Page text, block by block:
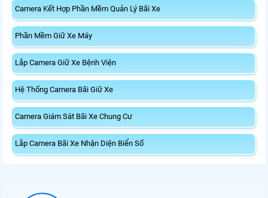
Camera Kết Hợp Phần Mềm Quản Lý Bãi Xe
Phần Mềm Giữ Xe Máy
Lắp Camera Giữ Xe Bệnh Viện
Hệ Thống Camera Bãi Giữ Xe
Camera Giám Sát Bãi Xe Chung Cư
Lắp Camera Bãi Xe Nhận Diện Biển Số